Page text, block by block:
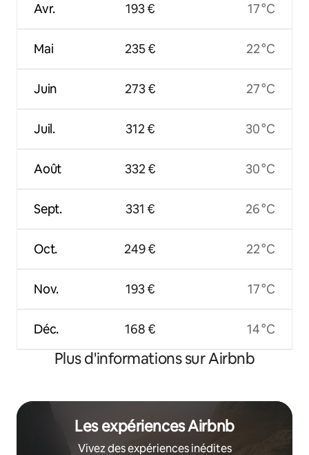
Avr.
Mai
Juin
Juil.
Août
Sept.
Oct.
Nov.
Déc.
193 €
235 €
273 €
312 €
332 €
331 €
249 €
193 €
168 €
17 °C
22 °C
27 °C
30 °C
30 °C
26 °C
22 °C
17 °C
14 °C
Plus d'informations sur Airbnb
Les expériences Airbnb
Vivez des expériences inédites